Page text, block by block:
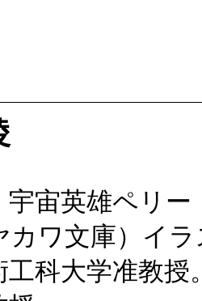
宇宙英雄ペリ
カワ文庫）イ
工科大学准教授